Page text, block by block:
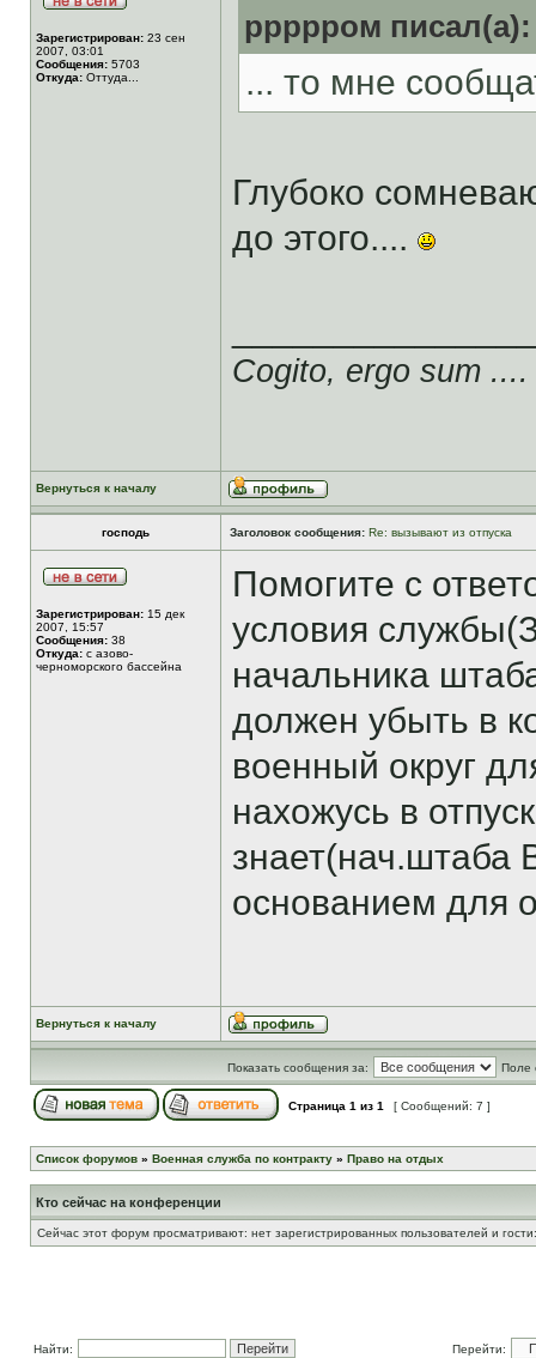
Зарегистрирован: 23 сен
2007, 03:01
Сообщения: 5703
Откуда: Оттуда...
ррррром писал(а):
... то мне
Глубоко
до этого....
Cogito, ergo sum ....
Вернуться к началу
господь Заголовок сообщения: Re: вызывают из отпуска
Зарегистрирован: 15 дек
2007, 15:57
Сообщения: 38
Откуда: с азово-
черноморского бассейна
Помогите с
условия
начальника
должен убыть в
военный округ
нахожусь в
знает(нач.штаба
основанием для
Вернуться к началу
Показать сообщения за: Поле
Страница 1 из 1 [ Сообщений: 7 ]
Список форумов » Военная служба по контракту » Право на отдых
Кто сейчас на конференции
Сейчас этот форум просматривают: нет зарегистрированных пользователей и
Найти: Перейти: